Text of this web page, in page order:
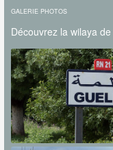
GALERIE PHOTOS
Découvrez la wilaya de